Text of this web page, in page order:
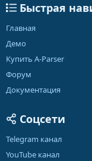
Быстрая
Главная
Демо
Купить A-Parser
Форум
Документация
Соцсети
Telegram канал
YouTube канал